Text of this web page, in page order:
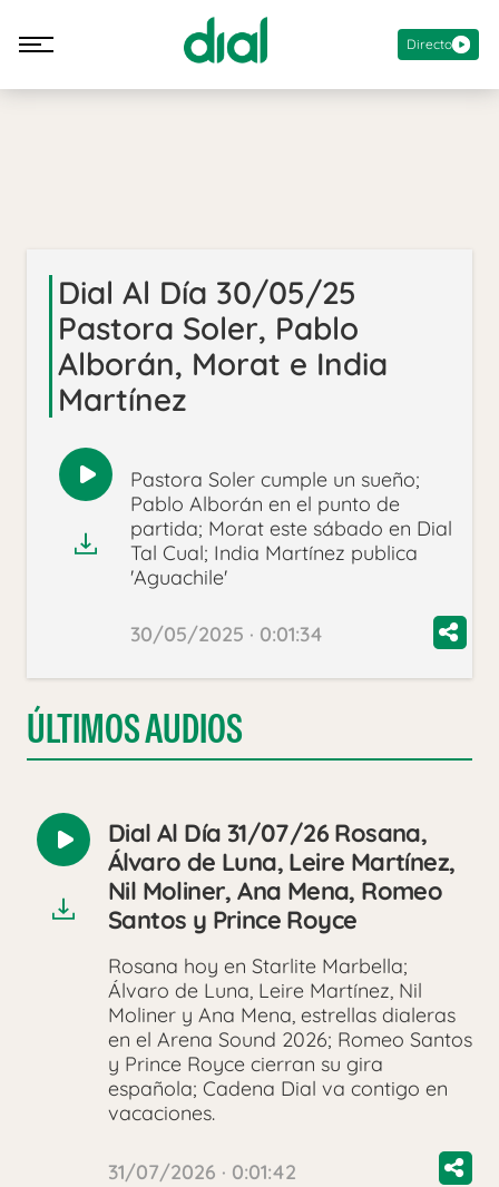
Directo
Dial Al Día 30/05/25
Pastora Soler, Pablo
Alborán, Morat e India
Martínez
Reproducir
audio
Pastora Soler cumple un sueño;
Pablo Alborán en el punto de
partida; Morat este sábado en Dial
Tal Cual; India Martínez publica
'Aguachile'
30/05/2025 · 0:01:34
ÚLTIMOS AUDIOS
Reproducir
audio
Dial Al Día 31/07/26 Rosana,
Álvaro de Luna, Leire Martínez,
Nil Moliner, Ana Mena, Romeo
Santos y Prince Royce
Rosana hoy en Starlite Marbella;
Álvaro de Luna, Leire Martínez, Nil
Moliner y Ana Mena, estrellas dialeras
en el Arena Sound 2026; Romeo Santos
y Prince Royce cierran su gira
española; Cadena Dial va contigo en
vacaciones.
31/07/2026 · 0:01:42